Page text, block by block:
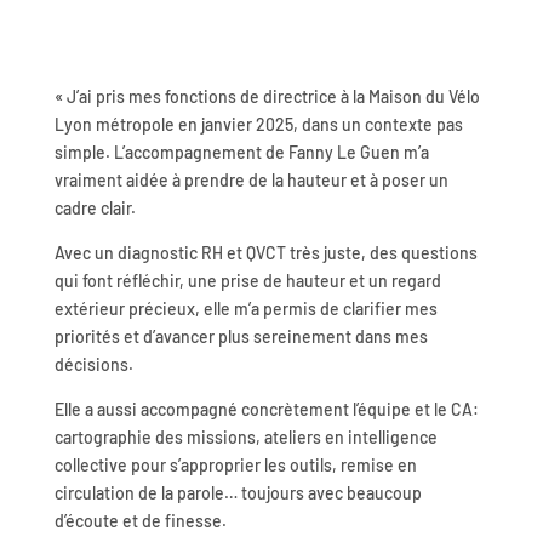
« J’ai pris mes fonctions de directrice à la Maison du Vélo
Lyon métropole en janvier 2025, dans un contexte pas
simple. L’accompagnement de Fanny Le Guen m’a
vraiment aidée à prendre de la hauteur et à poser un
cadre clair.
Avec un diagnostic RH et QVCT très juste, des questions
qui font réfléchir, une prise de hauteur et un regard
extérieur précieux, elle m’a permis de clarifier mes
priorités et d’avancer plus sereinement dans mes
décisions.
Elle a aussi accompagné concrètement l’équipe et le CA:
cartographie des missions, ateliers en intelligence
collective pour s’approprier les outils, remise en
circulation de la parole… toujours avec beaucoup
d’écoute et de finesse.